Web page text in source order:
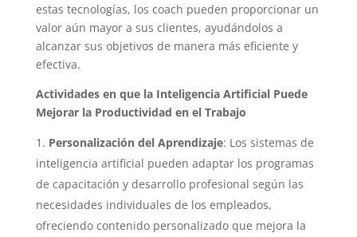
estas tecnologías, los coach pueden proporcionar un
valor aún mayor a sus clientes, ayudándolos a
alcanzar sus objetivos de manera más eficiente y
efectiva.
Actividades en que la Inteligencia Artificial Puede
Mejorar la Productividad en el Trabajo
Personalización del Aprendizaje: Los sistemas de
inteligencia artificial pueden adaptar los programas
de capacitación y desarrollo profesional según las
necesidades individuales de los empleados,
ofreciendo contenido personalizado que mejora la